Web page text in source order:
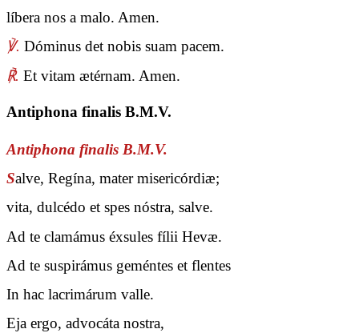
líbera nos a malo. Amen.
℣. Dóminus det nobis suam pacem.
℟. Et vitam ætérnam. Amen.
Antiphona finalis B.M.V.
Antiphona finalis B.M.V.
Salve, Regína, mater misericórdiæ;
vita, dulcédo et spes nóstra, salve.
Ad te clamámus éxsules fílii Hevæ.
Ad te suspirámus geméntes et flentes
In hac lacrimárum valle.
Eja ergo, advocáta nostra,